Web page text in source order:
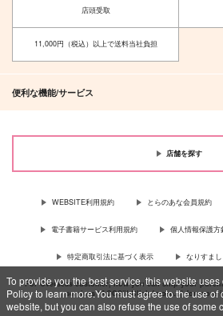
To provide you the best service, this website
Policy to learn more.You must agree to the use of
website, but you can also refuse the use of some
店頭受取
11,000円（税込）以上で送料当社負担
便利な機能/サービス
店舗を探す
WEBSITE利用規約 とらのあな会員規約
電子書籍サービス利用規約 個人情報保護方
特定商取引法に基づく表示 なりすま
For Overseas customer, now you can ship your
services “AOCS”! Click {more…} for